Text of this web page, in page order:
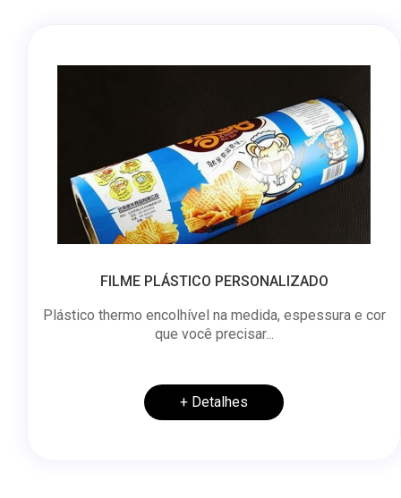
FILME PLÁSTICO PERSONALIZADO
Plástico thermo encolhível na medida, espessura e cor
que você precisar...
+ Detalhes